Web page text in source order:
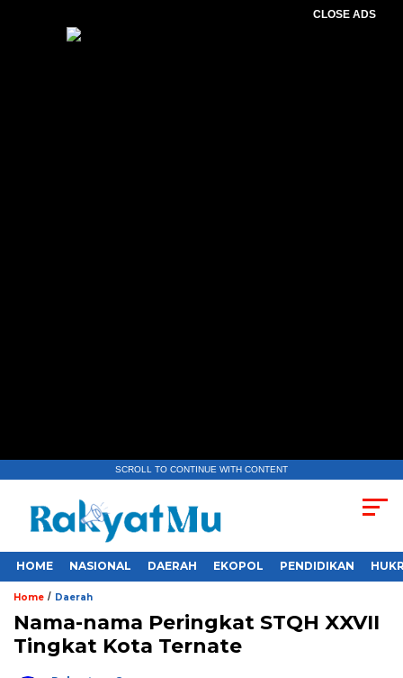
CLOSE ADS
SCROLL TO CONTINUE WITH CONTENT
HOME NASIONAL DAERAH EKOPOL PENDIDIKAN
Home / Daerah
Nama-nama Peringkat STQH XXVII
Tingkat Kota Ternate